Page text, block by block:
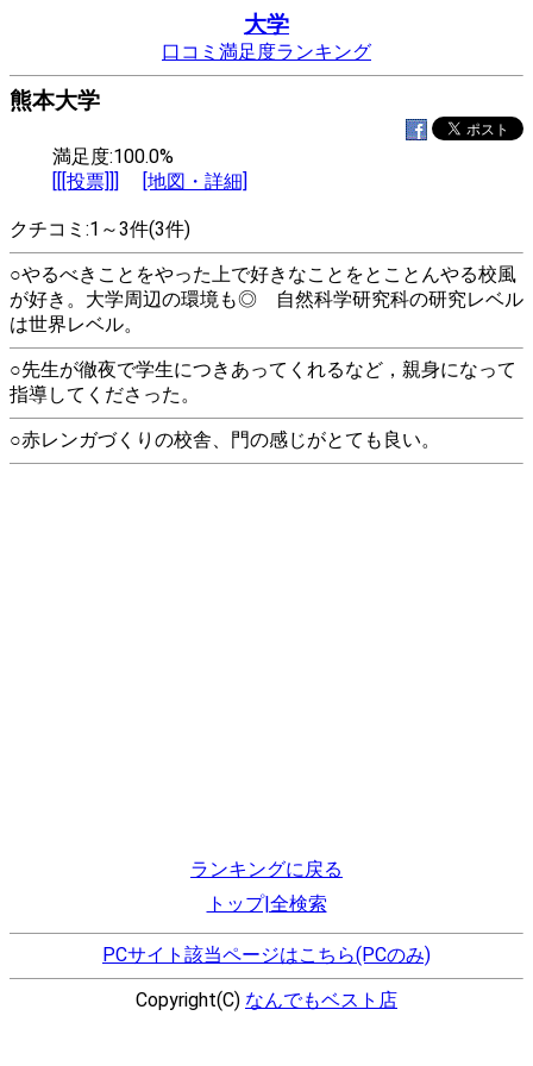
大学
口コミ満足度ランキング
熊本大学
満足度:100.0%
[[[投票]]]
[地図・詳細]
クチコミ:1～3件(3件)
○やるべきことをやった上で好きなことをとことんやる校風
が好き。大学周辺の環境も◎ 自然科学研究科の研究レベル
は世界レベル。
○先生が徹夜で学生につきあってくれるなど，親身になって
指導してくださった。
○赤レンガづくりの校舎、門の感じがとても良い。
ランキングに戻る
トップ|全検索
PCサイト該当ページはこちら(PCのみ)
Copyright(C) なんでもベスト店